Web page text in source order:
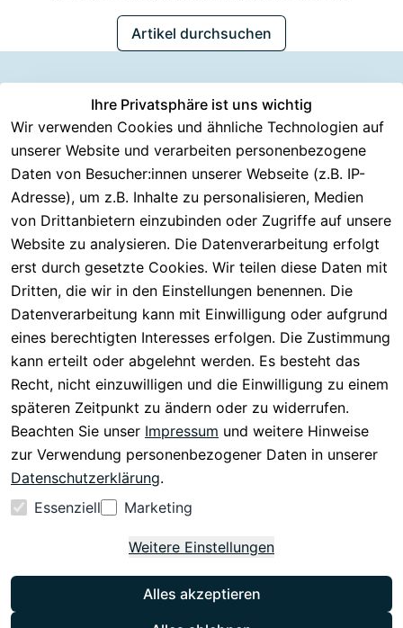
Artikel durchsuchen
Ihre Privatsphäre ist uns wichtig
Wir verwenden Cookies und ähnliche Technologien auf
unserer Website und verarbeiten personenbezogene
Daten von Besucher:innen unserer Webseite (z.B. IP-
Adresse), um z.B. Inhalte zu personalisieren, Medien
von Drittanbietern einzubinden oder Zugriffe auf unsere
Website zu analysieren. Die Datenverarbeitung erfolgt
erst durch gesetzte Cookies. Wir teilen diese Daten mit
Dritten, die wir in den Einstellungen benennen. Die
Datenverarbeitung kann mit Einwilligung oder aufgrund
eines berechtigten Interesses erfolgen. Die Zustimmung
kann erteilt oder abgelehnt werden. Es besteht das
Recht, nicht einzuwilligen und die Einwilligung zu einem
späteren Zeitpunkt zu ändern oder zu widerrufen.
Beachten Sie unser Impressum und weitere Hinweise
zur Verwendung personenbezogener Daten in unserer
Datenschutzerklärung.
Essenziell
Marketing
Weitere Einstellungen
Alles akzeptieren
Rechtliches
AGB
Impressum
Datenschutzer
klärung
Barrierefreiheit
Widerrufsrech
t
Kundenserv
ice
Häufige
Fragen
Kontakt
Registrieren
Serviceverspr
echen
30 Tage
testen
Versand &
Zahlung
Information
en
Über CMK
Versand
Batterieentsor
gung
Eektrogeräte-
Entsorgung
Versanddie
nstleister
DHL
DPD
Vertrag
widerrufen
Instagram